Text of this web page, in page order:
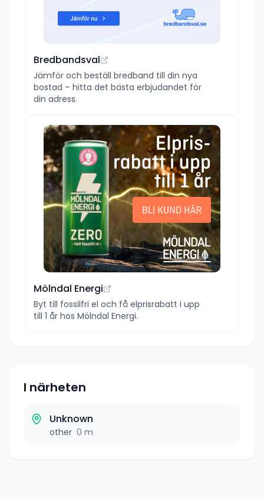
Bredbandsval
Jämför och beställ bredband till din nya
bostad – hitta det bästa erbjudandet för
din adress.
Mölndal Energi
Byt till fossilfri el och få elprisrabatt i upp
till 1 år hos Mölndal Energi.
I närheten
Unknown
other 0 m